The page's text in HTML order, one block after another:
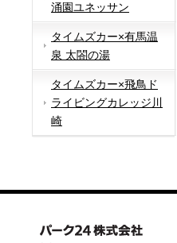
涌園ユネッサン
タイムズカー×有馬温
泉 太閤の湯
タイムズカー×飛鳥ド
ライビングカレッジ川
崎